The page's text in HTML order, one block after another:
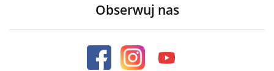
Obserwuj nas